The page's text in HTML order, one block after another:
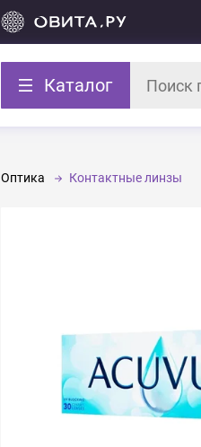
Каталог
Оптика Контактные линзы